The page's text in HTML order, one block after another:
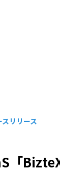
リリース
「